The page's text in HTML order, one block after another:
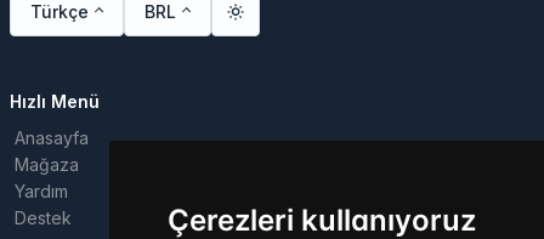
Çerezleri kullanıyoruz
Türkçe BRL
Hızlı Menü
Anasayfa
Mağaza
Yardım
Destek